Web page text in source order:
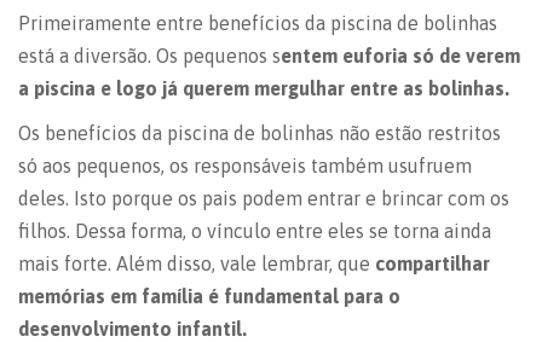
Primeiramente entre benefícios da piscina de bolinhas
está a diversão. Os pequenos sentem euforia só de verem
a piscina e logo já querem mergulhar entre as bolinhas.
Os benefícios da piscina de bolinhas não estão restritos
só aos pequenos, os responsáveis também usufruem
deles. Isto porque os pais podem entrar e brincar com os
filhos. Dessa forma, o vínculo entre eles se torna ainda
mais forte. Além disso, vale lembrar, que compartilhar
memórias em família é fundamental para o
desenvolvimento infantil.